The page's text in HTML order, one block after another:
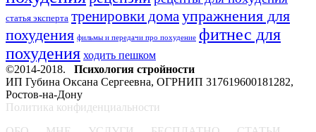
статья эксперта тренировки домаупражнения для
похудения фильмы и передачи про похудение фитнес для
похудения ходить пешком
©2014-2018. Психология стройности
ИП Губина Оксана Сергеевна, ОГРНИП 317619600181282,
Ростов-на-Дону
Политика конфиденциальности